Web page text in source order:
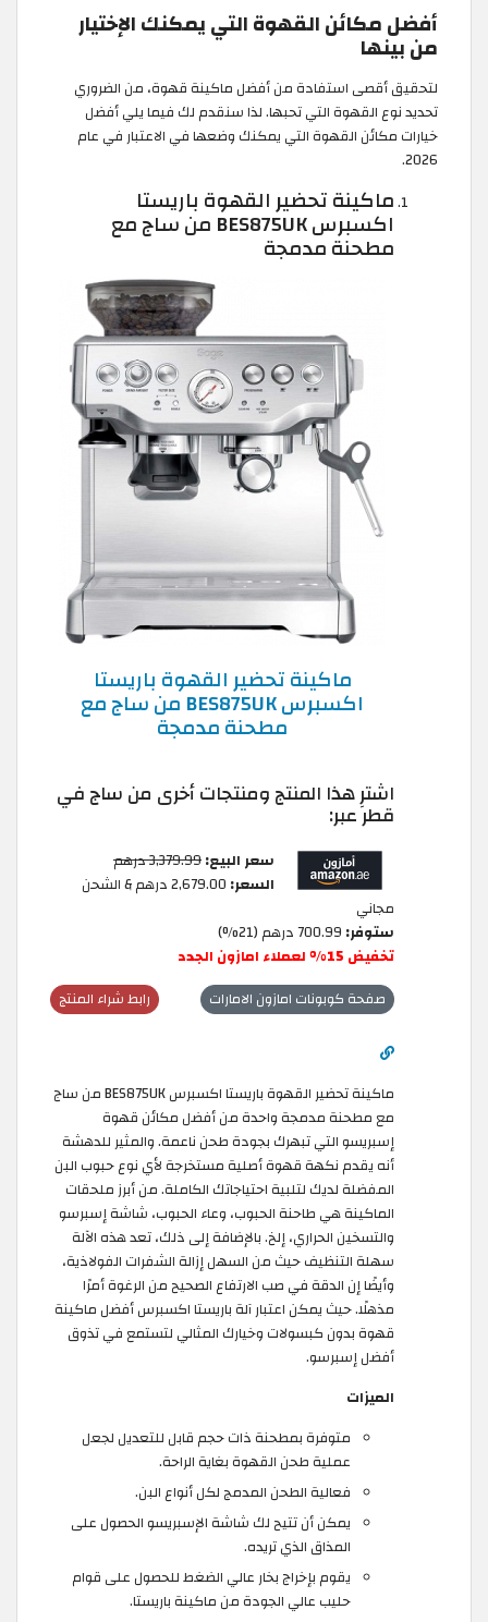
أفضل مكائن القهوة التي يمكنك الإختيار
من بينها
لتحقيق أقصى استفادة من أفضل ماكينة قهوة، من الضروري
تحديد نوع القهوة التي تحبها. لذا سنقدم لك فيما يلي أفضل
خيارات مكائن القهوة التي يمكنك وضعها في الاعتبار في عام
2026.
ماكينة تحضير القهوة باريستا
اكسبرس BES875UK من ساج مع
مطحنة مدمجة
ماكينة تحضير القهوة باريستا
اكسبرس BES875UK من ساج مع
مطحنة مدمجة
اشترِ هذا المنتج ومنتجات أخرى من ساج في
قطر عبر:
سعر البيع:3,379.99 درهم
السعر:
2,679.00 درهم & الشحن
مجاني
ستوفر:
تخفيض 15% لعملاء امازون الجدد
رابط شراء المنتج صفحة كوبونات امازون الامارات
ماكينة تحضير القهوة باريستا اكسبرس BES875UK من ساج
مع مطحنة مدمجة واحدة من أفضل مكائن قهوة
إسبريسو التي تبهرك بجودة طحن ناعمة. والمثير للدهشة
أنه يقدم نكهة قهوة أصلية مستخرجة لأي نوع حبوب البن
المفضلة لديك لتلبية احتياجاتك الكاملة. من أبرز ملحقات
الماكينة هي طاحنة الحبوب، وعاء الحبوب، شاشة إسبرسو
والتسخين الحراري، إلخ. بالإضافة إلى ذلك، تعد هذه الآلة
سهلة التنظيف حيث من السهل إزالة الشفرات الفولاذية،
وأيضًا إن الدقة في صب الارتفاع الصحيح من الرغوة أمرًا
مذهلًا. حيث يمكن اعتبار آلة باريستا اكسبرس أفضل ماكينة
قهوة بدون كبسولات وخيارك المثالي لتستمع في تذوق
أفضل إسبرسو.
الميزات
متوفرة بمطحنة ذات حجم قابل للتعديل لجعل
عملية طحن القهوة بغاية الراحة.
فعالية الطحن المدمج لكل أنواع البن.
يمكن أن تتيح لك شاشة الإسبريسو الحصول على
المذاق الذي تريده.
يقوم بإخراج بخار عالي الضغط للحصول على قوام
حليب عالي الجودة من ماكينة باريستا.